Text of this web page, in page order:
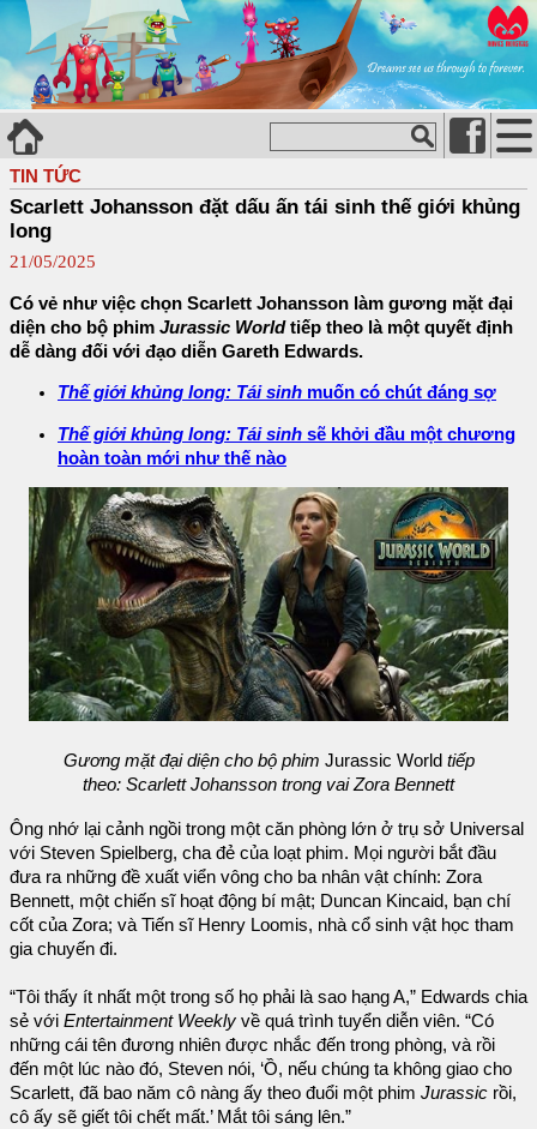
TIN TỨC
Scarlett Johansson đặt dấu ấn tái sinh thế giới khủng
long
21/05/2025
Có vẻ như việc chọn Scarlett Johansson làm gương mặt đại
diện cho bộ phim Jurassic Worldtiếp theo là một quyết định
dễ dàng đối với đạo diễn Gareth Edwards.
Thế giới khủng long: Tái sinh muốn có chút đáng sợ
Thế giới khủng long: Tái sinh sẽ khởi đầu một chương
hoàn toàn mới như thế nào
Gương mặt đại diện cho bộ phim Jurassic World tiếp
theo: Scarlett Johansson trong vai Zora Bennett
Ông nhớ lại cảnh ngồi trong một căn phòng lớn ở trụ sở Universal
với Steven Spielberg, cha đẻ của loạt phim. Mọi người bắt đầu
đưa ra những đề xuất viển vông cho ba nhân vật chính: Zora
Bennett, một chiến sĩ hoạt động bí mật; Duncan Kincaid, bạn chí
cốt của Zora; và Tiến sĩ Henry Loomis, nhà cổ sinh vật học tham
gia chuyến đi.
“Tôi thấy ít nhất một trong số họ phải là sao hạng A,” Edwards chia
sẻ với Entertainment Weekly về quá trình tuyển diễn viên. “Có
những cái tên đương nhiên được nhắc đến trong phòng, và rồi
đến một lúc nào đó, Steven nói, ‘Ồ, nếu chúng ta không giao cho
Scarlett, đã bao năm cô nàng ấy theo đuổi một phim Jurassic rồi,
cô ấy sẽ giết tôi chết mất.’ Mắt tôi sáng lên.”